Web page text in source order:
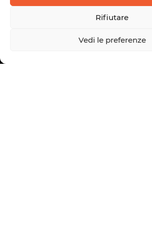
Rifiutare
Vedi le preferenze
CHI SIAMO